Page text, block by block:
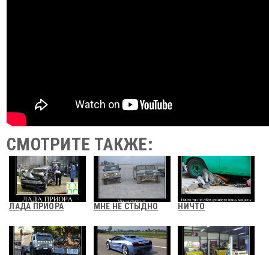
СМОТРИТЕ ТАКЖЕ:
ЛАДА ПРИОРА МНЕ НЕ СТЫДНО НИЧТО